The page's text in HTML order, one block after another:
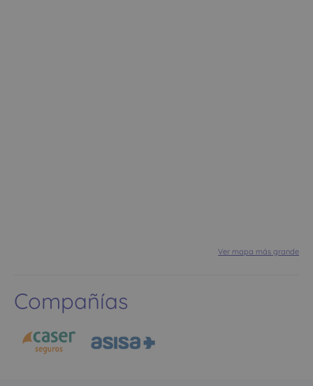
Ver mapa más grande
Compañías